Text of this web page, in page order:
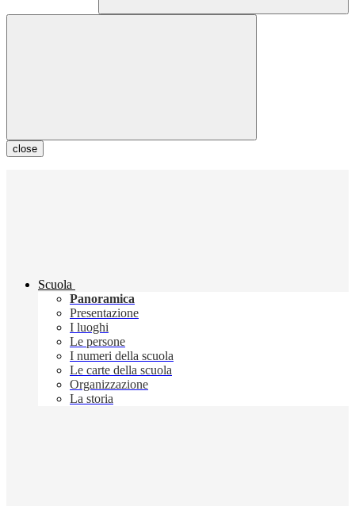
close
Scuola
Panoramica
Presentazione
I luoghi
Le persone
I numeri della scuola
Le carte della scuola
Organizzazione
La storia